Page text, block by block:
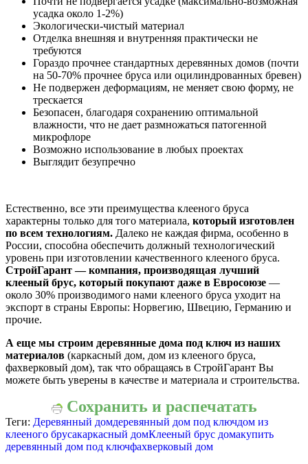
усадка около 1-2%)
Экологически-чистый материал
Отделка внешняя и внутренняя практически не
требуются
Гораздо прочнее стандартных деревянных домов (почти
на 50-70% прочнее бруса или оцилиндрованных бревен)
Не подвержен деформациям, не меняет свою форму, не
трескается
Безопасен, благодаря сохранению оптимальной
влажности, что не дает размножаться патогенной
микрофлоре
Возможно использование в любых проектах
Выглядит безупречно
Естественно, все эти преимущества клееного бруса
характерны только для того материала, который изготовлен
по всем технологиям. Далеко не каждая фирма, особенно в
России, способна обеспечить должный технологический
уровень при изготовлении качественного клееного бруса.
СтройГарант — компания, производящая лучший
клееный брус, который покупают даже в Евросоюзе —
около 30% производимого нами клееного бруса уходит на
экспорт в страны Европы: Норвегию, Швецию, Германию и
прочие.
А еще мы строим деревянные дома под ключ из наших
материалов (каркасный дом, дом из клееного бруса,
фахверковый дом), так что обращаясь в СтройГарант Вы
можете быть уверены в качестве и материала и строительства.
Сохранить и распечатать
Теги: Деревянный домдеревянный дом под ключдом из
клееного брусакаркасный домКлееный брус домакупить
деревянный дом под ключфахверковый дом